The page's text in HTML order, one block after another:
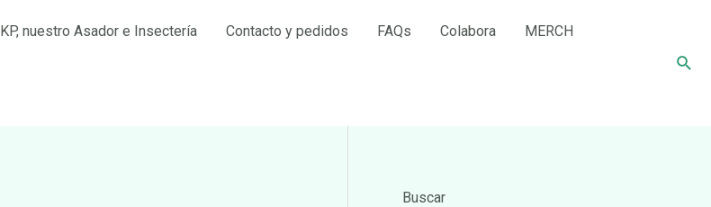
KP, nuestro Asador e Insectería Contacto y pedidos FAQs Colabora MERCH
Buscar